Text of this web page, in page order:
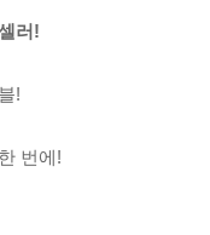
러!
!
번에!